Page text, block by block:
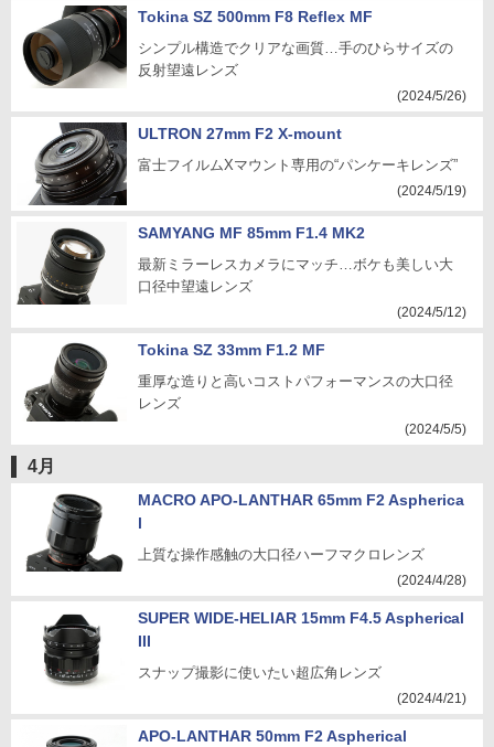
Tokina SZ 500mm F8 Reflex MF
シンプル構造でクリアな画質…手のひらサイズの
反射望遠レンズ
(2024/5/26)
ULTRON 27mm F2 X-mount
富士フイルムXマウント専用の“パンケーキレンズ”
(2024/5/19)
SAMYANG MF 85mm F1.4 MK2
最新ミラーレスカメラにマッチ…ボケも美しい大
口径中望遠レンズ
(2024/5/12)
Tokina SZ 33mm F1.2 MF
重厚な造りと高いコストパフォーマンスの大口径
レンズ
(2024/5/5)
4月
MACRO APO-LANTHAR 65mm F2 Aspherica
l
上質な操作感触の大口径ハーフマクロレンズ
(2024/4/28)
SUPER WIDE-HELIAR 15mm F4.5 Aspherical
III
スナップ撮影に使いたい超広角レンズ
(2024/4/21)
APO-LANTHAR 50mm F2 Aspherical